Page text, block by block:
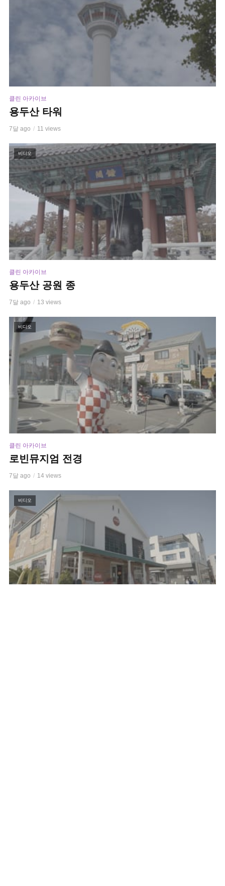
클린 아카이브
용두산 타워
7달 ago 11 views
비디오
클린 아카이브
용두산 공원 종
7달 ago 13 views
비디오
클린 아카이브
로빈뮤지엄 전경
7달 ago 14 views
비디오